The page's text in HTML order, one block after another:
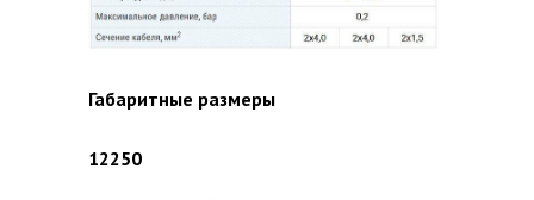
Габаритные размеры
12250